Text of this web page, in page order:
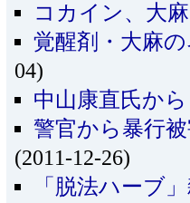
コカイン、大
覚醒剤・大麻
04)
中山康直氏か
警官から暴行
(2011-12-26)
「脱法ハーブ